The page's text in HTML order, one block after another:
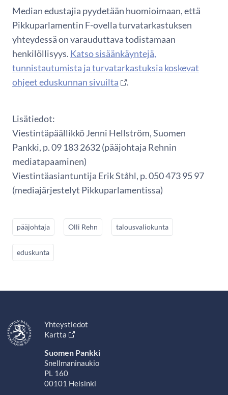
Median edustajia pyydetään huomioimaan, että
Pikkuparlamentin F-ovella turvatarkastuksen
yhteydessä on varauduttava todistamaan
henkilöllisyys. Katso sisäänkäyntejä,
tunnistautumista ja turvatarkastuksia koskevat
ohjeet eduskunnan sivuilta
.
Lisätiedot:
Viestintäpäällikkö Jenni Hellström, Suomen
Pankki, p. 09 183 2632 (pääjohtaja Rehnin
mediatapaaminen)
Viestintäasiantuntija Erik Ståhl, p. 050 473 95 97
(mediajärjestelyt Pikkuparlamentissa)
pääjohtaja Olli Rehn talousvaliokunta
eduskunta
Yhteystiedot
Kartta
Suomen Pankki
Snellmaninaukio
PL 160
00101 Helsinki